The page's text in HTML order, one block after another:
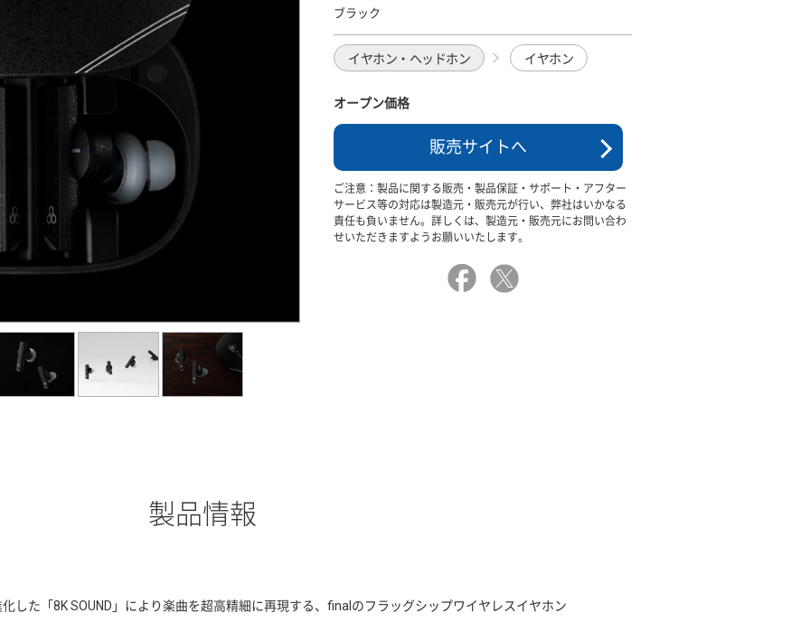
ブラック
イヤホン・ヘッドホン イヤホン
オープン価格
販売サイトへ
ご注意：製品に関する販売・製品保証・サポート・アフター
サービス等の対応は製造元・販売元が行い、弊社はいかなる
責任も負いません。詳しくは、製造元・販売元にお問い合わ
せいただきますようお願いいたします。
製品情報
化した「8K SOUND」により楽曲を超高精細に再現する、finalのフラッグシップワイヤレスイヤホン